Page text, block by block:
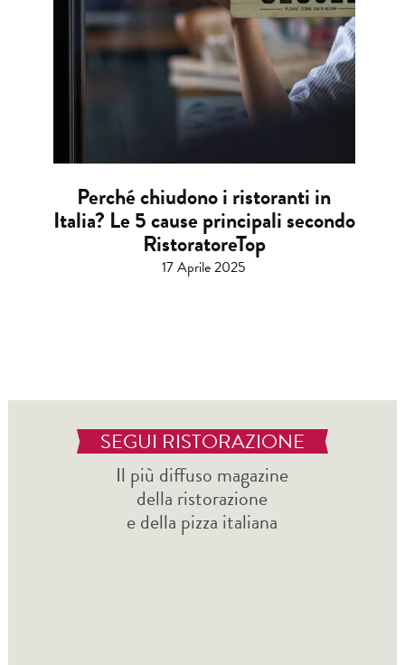
Perché chiudono i ristoranti in
Italia? Le 5 cause principali secondo
RistoratoreTop
17 Aprile 2025
SEGUI RISTORAZIONE
Il più diffuso magazine
della ristorazione
e della pizza italiana